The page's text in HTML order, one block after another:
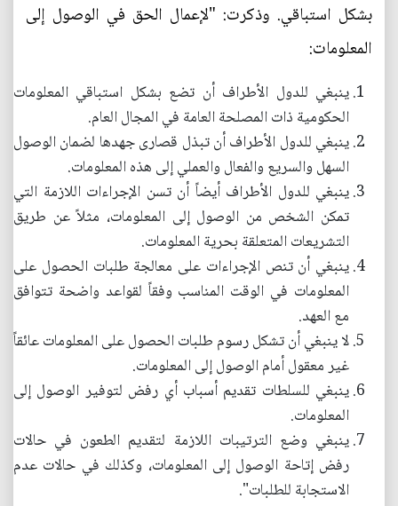
بشكل استباقي. وذكرت: "لإعمال الحق في الوصول إلى
المعلومات:
ينبغي للدول الأطراف أن تضع بشكل استباقي المعلومات
الحكومية ذات المصلحة العامة في المجال العام.
ينبغي للدول الأطراف أن تبذل قصارى جهدها لضمان الوصول
السهل والسريع والفعال والعملي إلى هذه المعلومات.
ينبغي للدول الأطراف أيضاً أن تسن الإجراءات اللازمة التي
تمكن الشخص من الوصول إلى المعلومات، مثلاً عن طريق
التشريعات المتعلقة بحرية المعلومات.
ينبغي أن تنص الإجراءات على معالجة طلبات الحصول على
المعلومات في الوقت المناسب وفقاً لقواعد واضحة تتوافق
مع العهد.
لا ينبغي أن تشكل رسوم طلبات الحصول على المعلومات عائقاً
غير معقول أمام الوصول إلى المعلومات.
ينبغي للسلطات تقديم أسباب أي رفض لتوفير الوصول إلى
المعلومات.
ينبغي وضع الترتيبات اللازمة لتقديم الطعون في حالات
رفض إتاحة الوصول إلى المعلومات، وكذلك في حالات عدم
الاستجابة للطلبات".